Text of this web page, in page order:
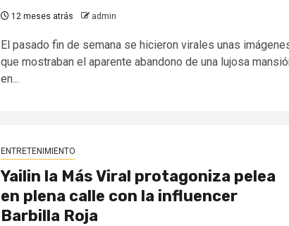
12 meses atrás admin
El pasado fin de semana se hicieron virales unas
que mostraban el aparente abandono de una lujosa
en...
ENTRETENIMIENTO
Yailin la Más Viral protagoniza pelea
en plena calle con la influencer
Barbilla Roja